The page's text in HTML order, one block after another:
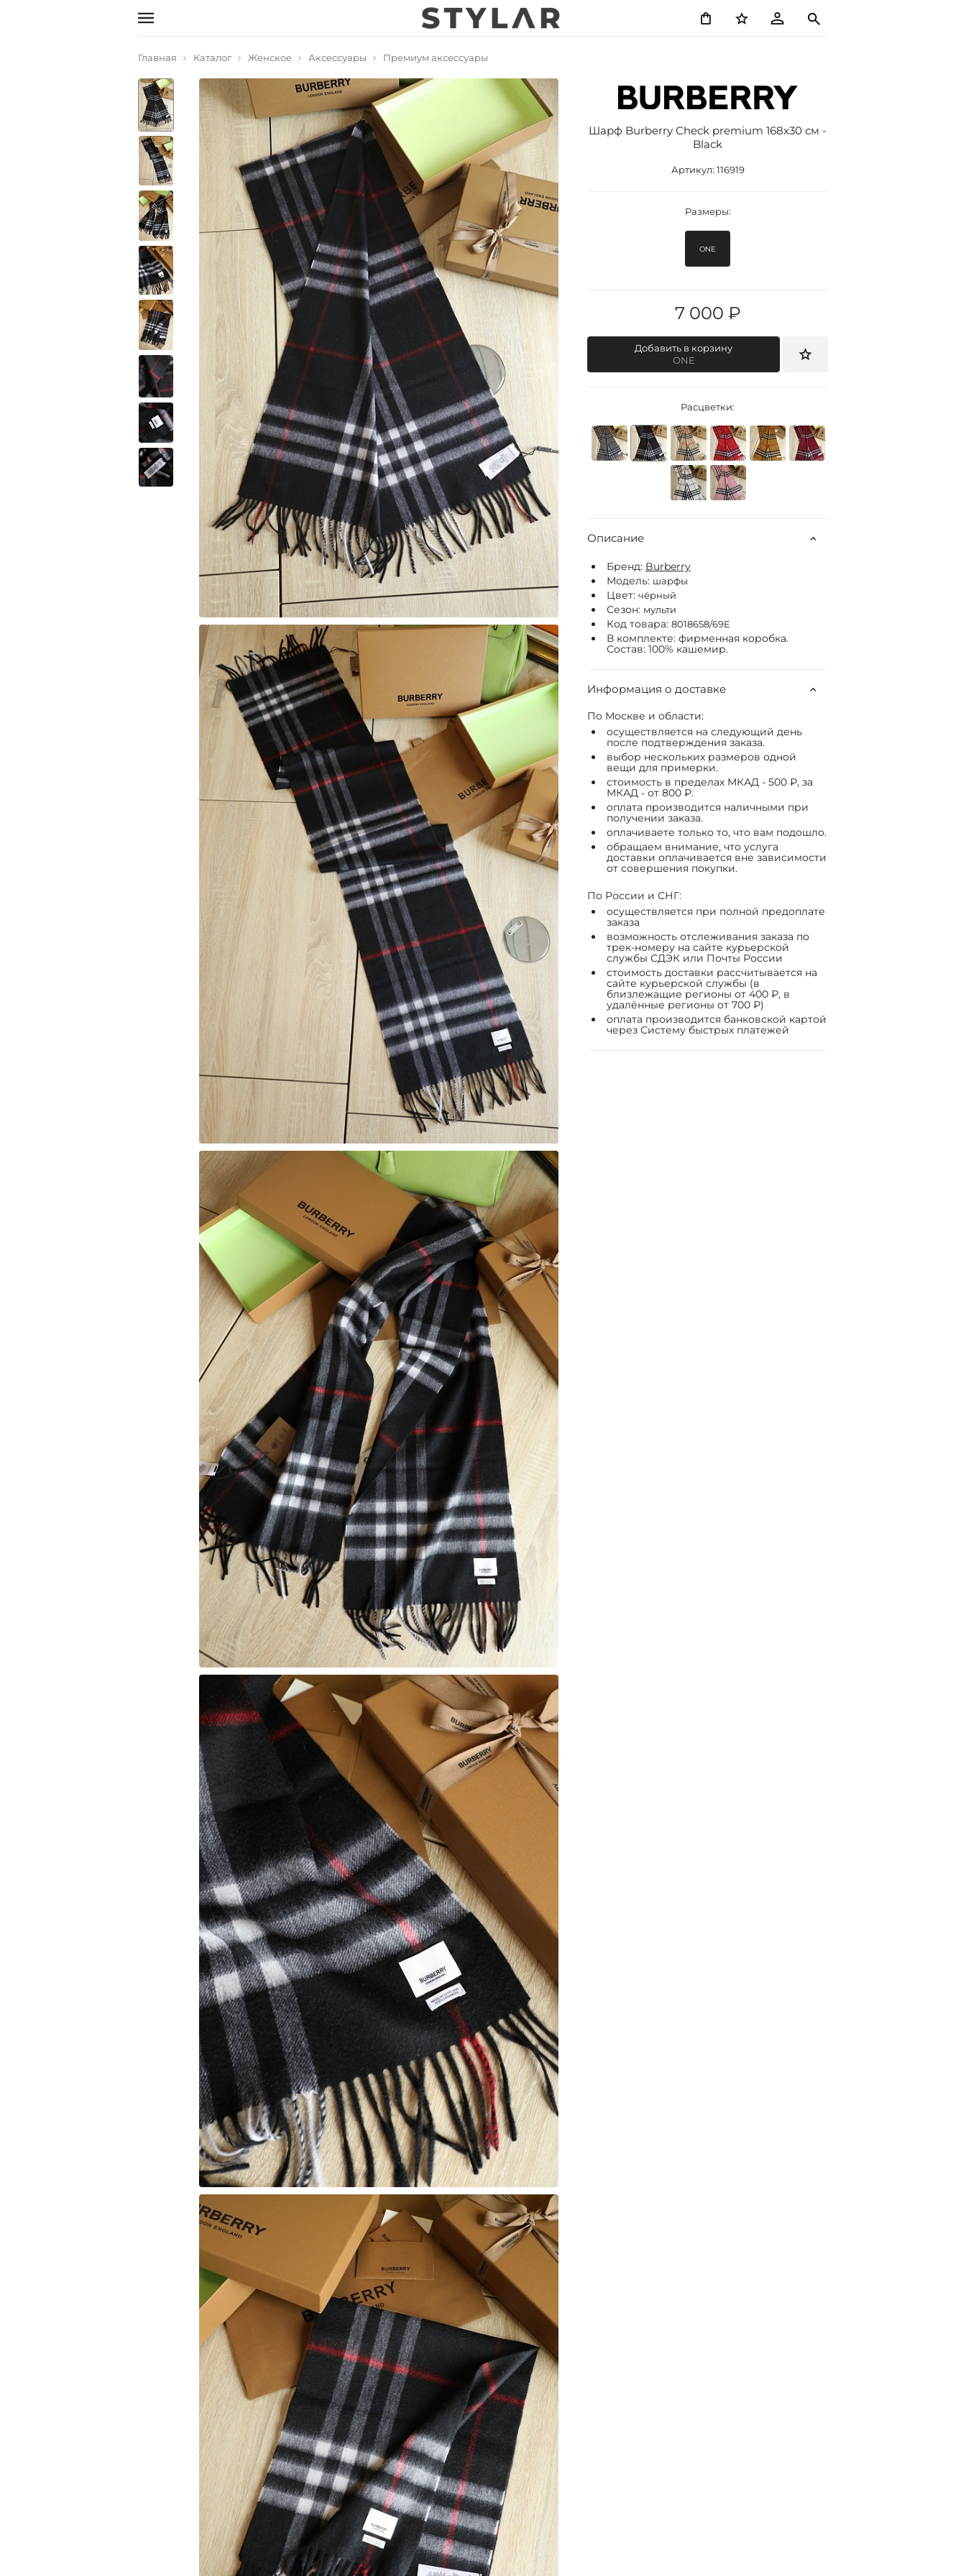
Главная Каталог Женское Аксессуары Премиум аксессуары
Шарф Burberry Check premium 168x30 см -
Black
Артикул: 116919
Размеры:
ONE
7 000 ₽
Добавить в корзину
ONE
Расцветки:
Описание
Бренд: Burberry
Модель: шарфы
Цвет: чёрный
Сезон: мульти
Код товара: 8018658/69E
В комплекте: фирменная коробка.
Состав: 100% кашемир.
Информация о доставке
По Москве и области:
осуществляется на следующий день
после подтверждения заказа.
выбор нескольких размеров одной
вещи для примерки.
стоимость в пределах МКАД - 500 ₽, за
МКАД - от 800 ₽.
оплата производится наличными при
получении заказа.
оплачиваете только то, что вам подошло.
обращаем внимание, что услуга
доставки оплачивается вне зависимости
от совершения покупки.
По России и СНГ:
осуществляется при полной предоплате
заказа
возможность отслеживания заказа по
трек-номеру на сайте курьерской
службы СДЭК или Почты России
стоимость доставки рассчитывается на
сайте курьерской службы (в
близлежащие регионы от 400 ₽, в
удалённые регионы от 700 ₽)
оплата производится банковской картой
через Систему быстрых платежей